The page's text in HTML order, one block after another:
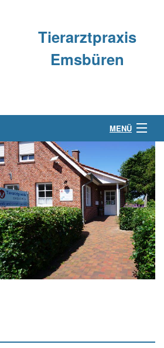
Tierarztpraxis
Emsbüren
MENÜ
Über uns
Kleintierpraxis
Großtierpraxis
Kontakt & Anfahrt